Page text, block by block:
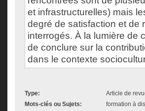
et infrastructurelles) mais
degré de satisfaction et de
interrogés. À la lumière de
de conclure sur la
dans le contexte
Type:
Article de
Mots-clés ou Sujets:
formation à